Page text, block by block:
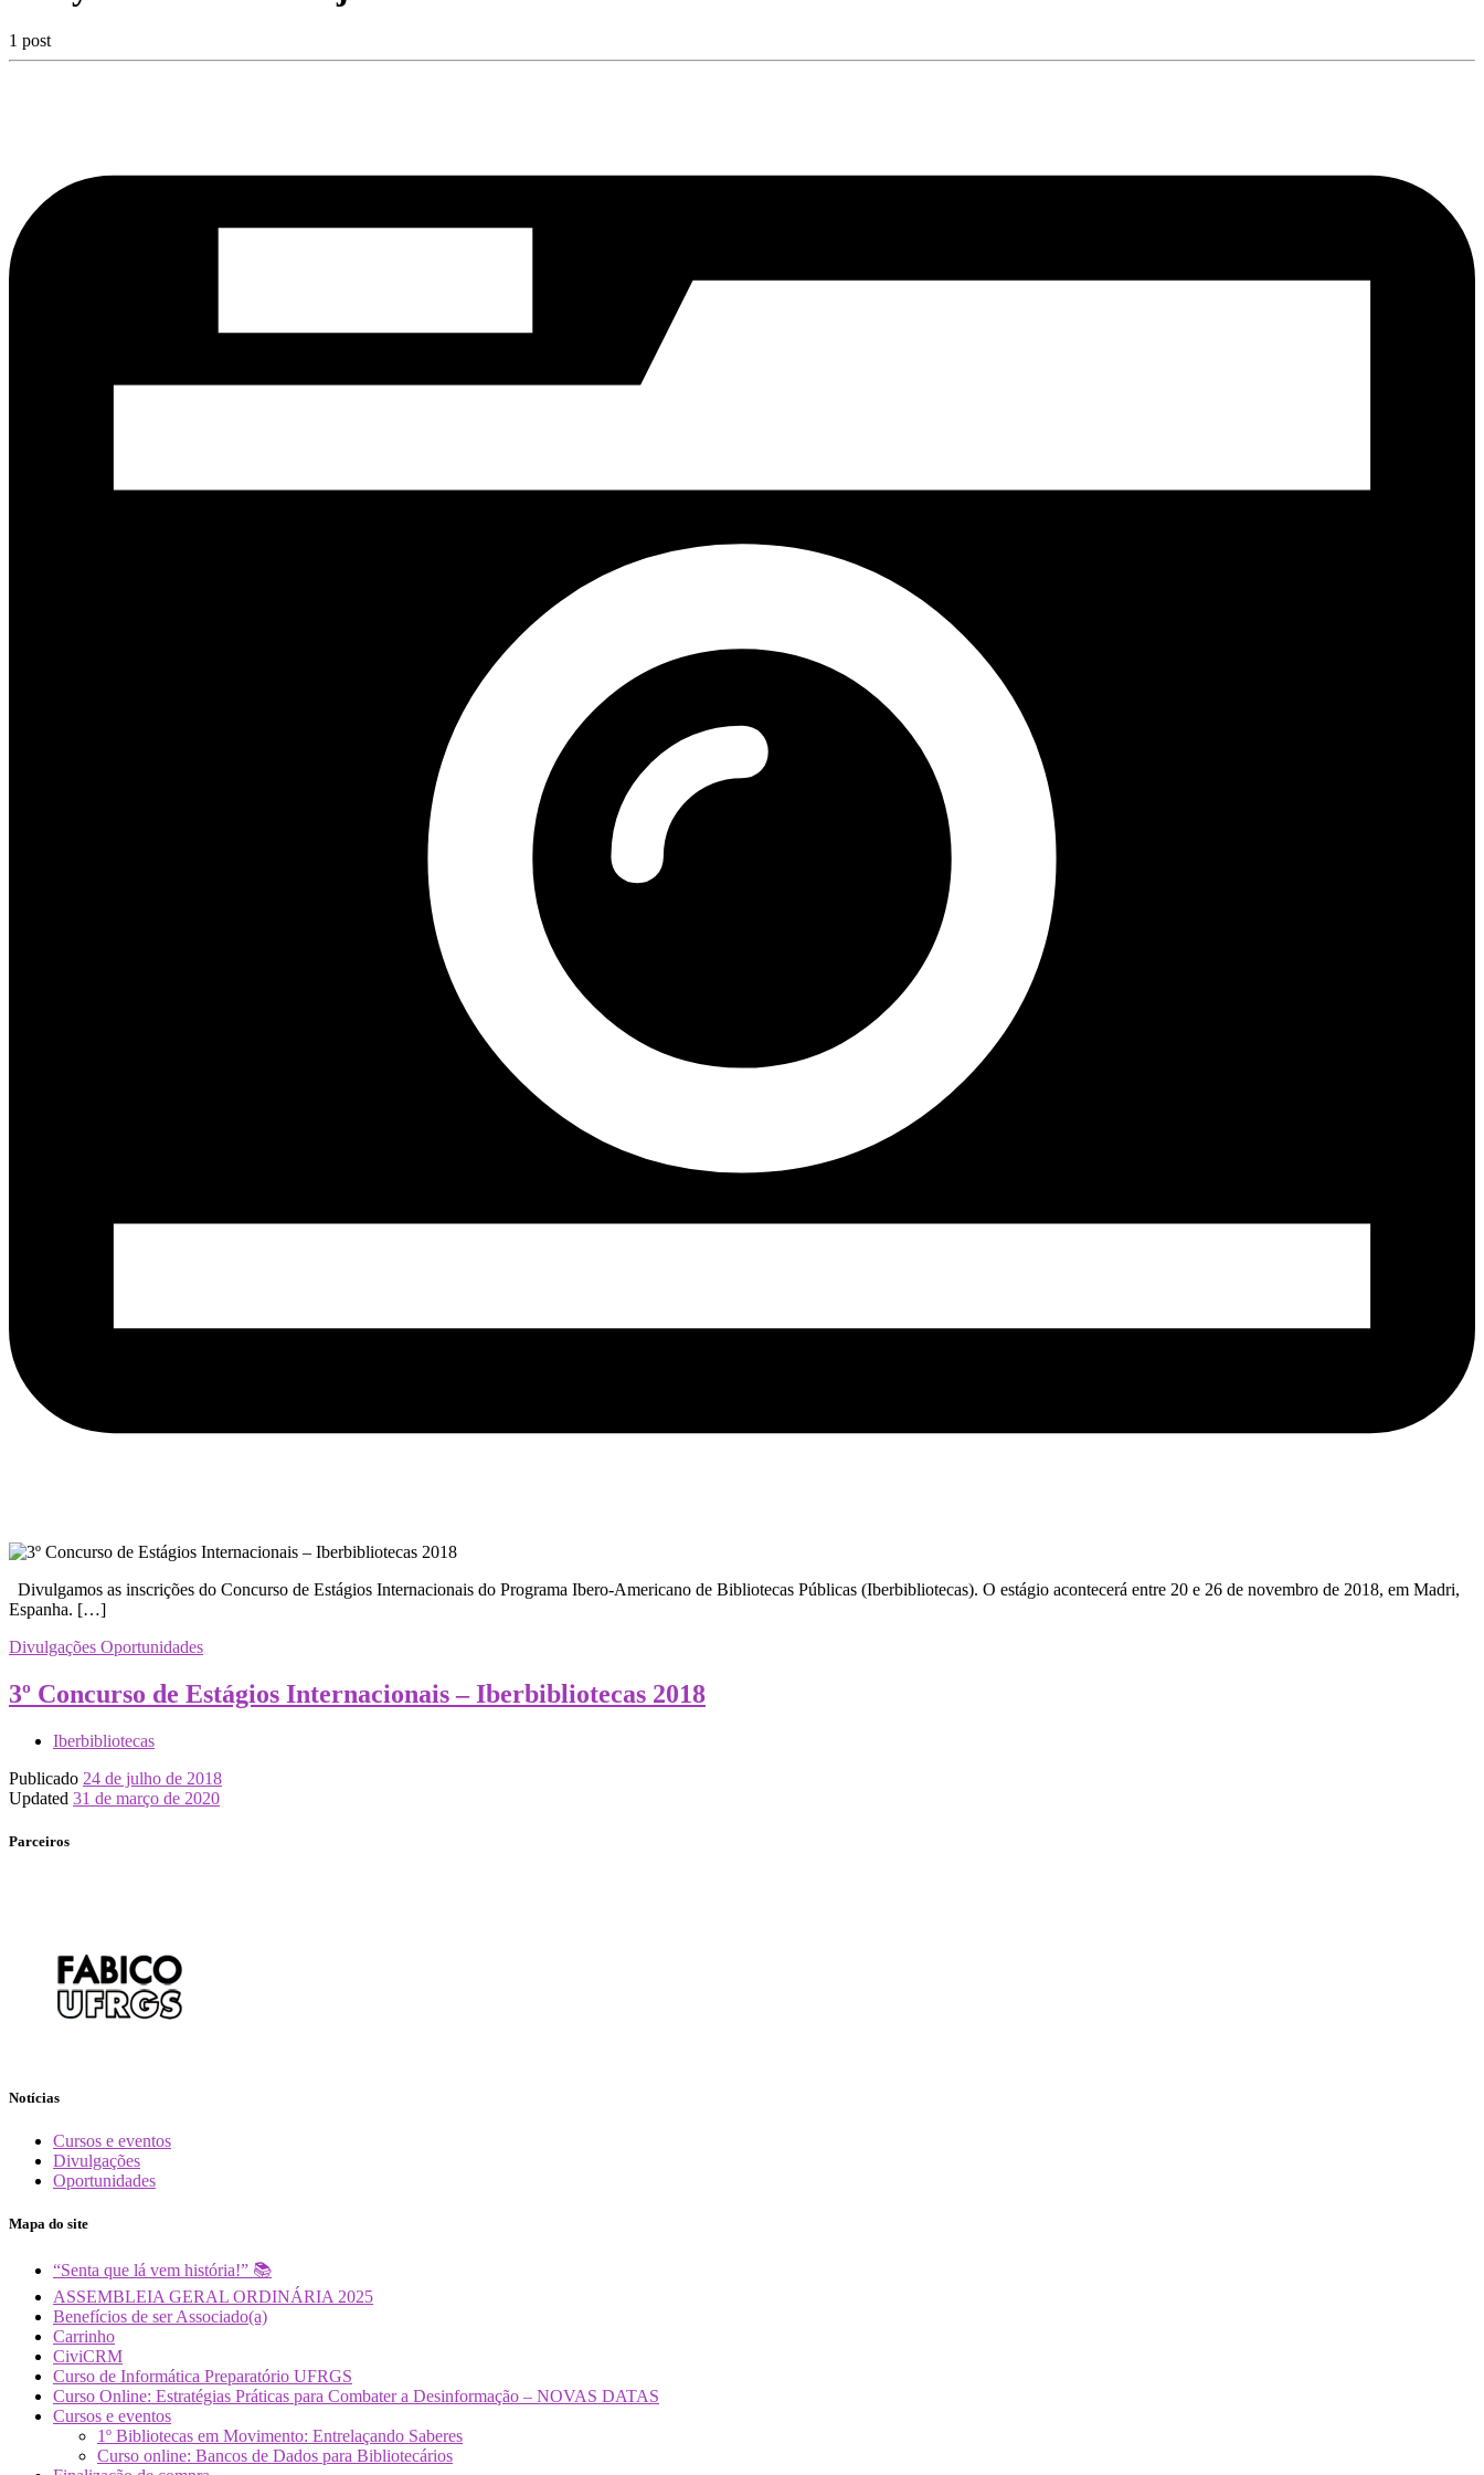
1 post
Divulgamos as inscrições do Concurso de Estágios Internacionais do Programa Ibero-Americano de Bibliotecas Públicas (Iberbibliotecas). O estágio acontecerá entre 20 e 26 de novembro de 2018, em Madri,
Espanha. […]
Divulgações Oportunidades
3º Concurso de Estágios Internacionais – Iberbibliotecas 2018
Iberbibliotecas
Publicado 24 de julho de 2018
Updated 31 de março de 2020
Parceiros
Notícias
Cursos e eventos
Divulgações
Oportunidades
Mapa do site
“Senta que lá vem história!” 📚
ASSEMBLEIA GERAL ORDINÁRIA 2025
Benefícios de ser Associado(a)
Carrinho
CiviCRM
Curso de Informática Preparatório UFRGS
Curso Online: Estratégias Práticas para Combater a Desinformação – NOVAS DATAS
Cursos e eventos
1º Bibliotecas em Movimento: Entrelaçando Saberes
Curso online: Bancos de Dados para Bibliotecários